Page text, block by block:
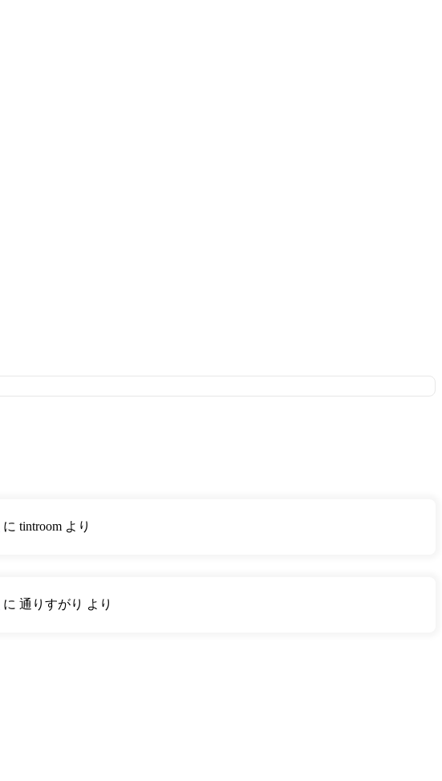
に tintroom より
に 通りすがり より